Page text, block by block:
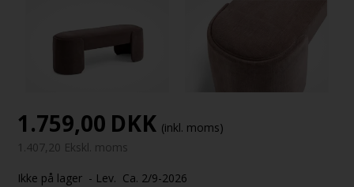
1.759,00 DKK (inkl. moms)
1.407,20 Ekskl. moms
Ikke på lager - Lev. Ca. 2/9-2026